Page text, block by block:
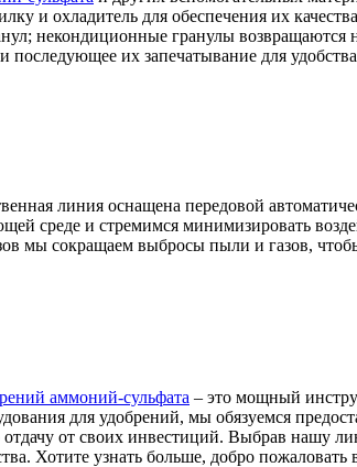
и охладитель для обеспечения их
некондиционные гранулы возвращаются
последующее их запечатывание для
линия оснащена передовой
среде и стремимся минимизировать
мы сокращаем выбросы пыли и газов,
аммоний-сульфата – это мощный
для удобрений, мы обязуемся
от своих инвестиций. Выбрав нашу
Хотите узнать больше, добро пожаловать